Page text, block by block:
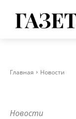
Главная Новости
Новости